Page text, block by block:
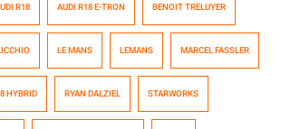
Audi R18 e-tron #1 conducido por Benoit
R18 AUDI R18 E-TRON BENOIT TRELUYER
LE MANS LEMANS MARCEL FASSLER
HYBRID RYAN DALZIEL STARWORKS